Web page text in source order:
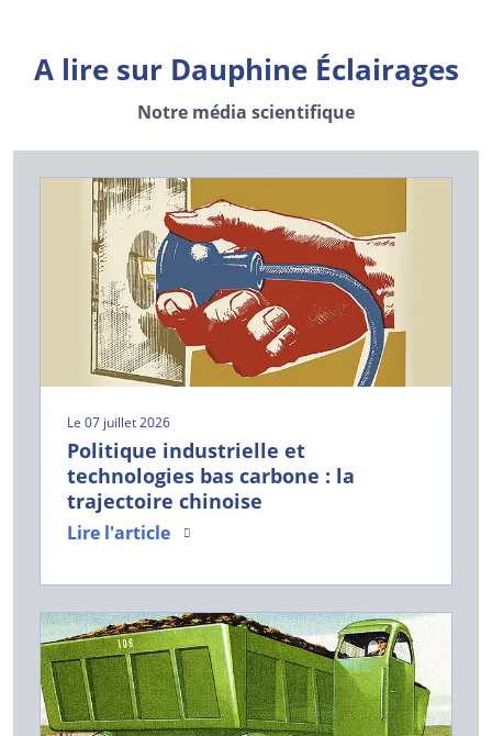
A lire sur Dauphine Éclairages
Notre média scientifique
Le 07 juillet 2026
Politique industrielle et
technologies bas carbone : la
trajectoire chinoise
Lire l'article